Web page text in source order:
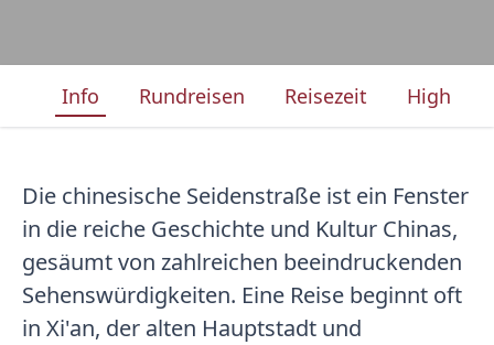
Info Rundreisen Reisezeit
Die chinesische Seidenstraße ist ein Fenster
in die reiche Geschichte und Kultur Chinas,
gesäumt von zahlreichen beeindruckenden
Sehenswürdigkeiten. Eine Reise beginnt oft
in Xi'an, der alten Hauptstadt und